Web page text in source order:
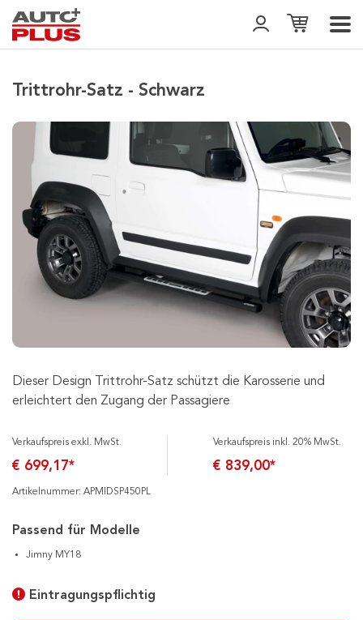
Trittrohr-Satz - Schwarz
Dieser Design Trittrohr-Satz schützt die Karosserie und
erleichtert den Zugang der Passagiere
Verkaufspreis exkl. MwSt.
€ 699,17*
Verkaufspreis inkl. 20% MwSt.
€ 839,00*
Artikelnummer: APMIDSP450PL
Passend für Modelle
Jimny MY18
Eintragungspflichtig